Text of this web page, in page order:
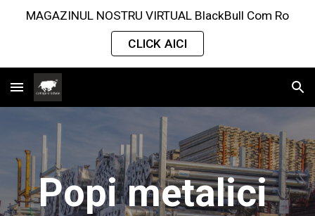
MAGAZINUL NOSTRU VIRTUAL BlackBull Com Ro
CLICK AICI
Popi metalici